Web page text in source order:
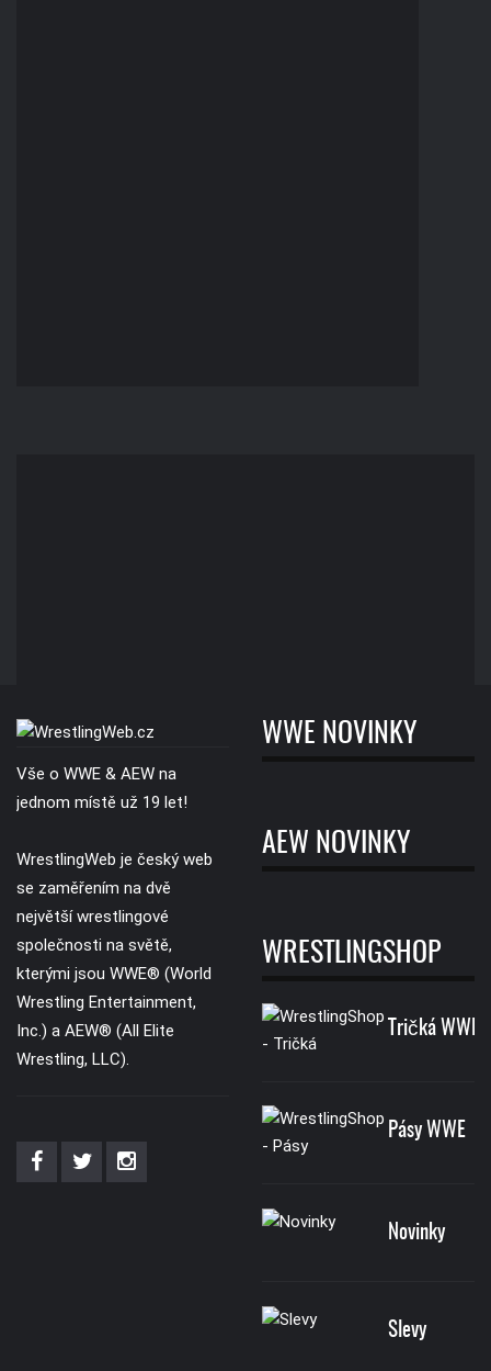
Vše o WWE & AEW na
jednom místě už 19 let!
WrestlingWeb je český web
se zaměřením na dvě
největší wrestlingové
společnosti na světě,
kterými jsou WWE® (World
Wrestling Entertainment,
Inc.) a AEW® (All Elite
Wrestling, LLC).
WWE NOVINKY
AEW NOVINKY
WRESTLINGSHOP
Tričká WWE
Pásy WWE
Novinky
Slevy